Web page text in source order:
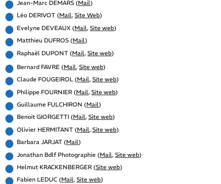
Jean-Marc DEMARS (Mail)
Léo DERIVOT (Mail,Site Web)
Evelyne DEVEAUX (Mail,Site web)
Matthieu DUFROS (Mail)
Raphaël DUPONT (Mail,Site web)
Bernard FAVRE (Mail,Site web)
Claude FOUGEIROL (Mail,Site web)
Philippe FOURNIER (Mail,Site web)
Guillaume FULCHIRON (Mail)
Benoit GIORGETTI (Mail,Site web)
Olivier HERMITANT (Mail,Site web)
Barbara JARJAT (Mail)
Jonathan Bdlf Photographie (Mail,Site web)
Helmut KRACKENBERGER (Site web)
Fabien LEDUC (Mail,Site web)